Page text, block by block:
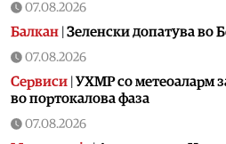
07.08.2026
Балкан Зеленски допатува во
07.08.2026
Сервиси УХМР со метеоаларм
во портокалова фаза
07.08.2026